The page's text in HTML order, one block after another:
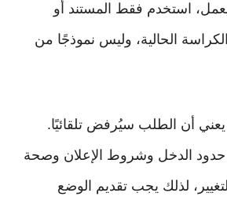
يعمل، استخدم فقط المستند أو
الكراسة الحالية، وليس نموذجًا من
يعني أن الطلب سيُرفض تلقائيًا.
حدود الدخل وشروط الإعلان وصحة
لذلك يجب تقديم الوضع